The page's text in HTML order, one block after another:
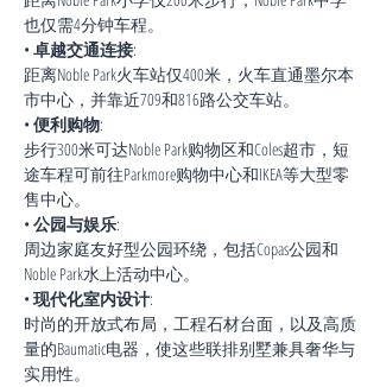
也仅需4分钟车程。
• 卓越交通连接:
距离Noble Park火车站仅400米，火车直通墨尔本
市中心，并靠近709和816路公交车站。
• 便利购物:
步行300米可达Noble Park购物区和Coles超市，短
途车程可前往Parkmore购物中心和IKEA等大型零
售中心。
• 公园与娱乐:
周边家庭友好型公园环绕，包括Copas公园和
Noble Park水上活动中心。
• 现代化室内设计:
时尚的开放式布局，工程石材台面，以及高质
量的Baumatic电器，使这些联排别墅兼具奢华与
实用性。